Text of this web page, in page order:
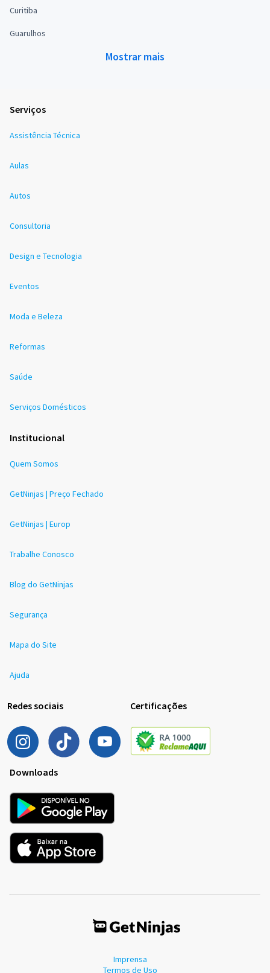
Curitiba
Guarulhos
Mostrar mais
Serviços
Assistência Técnica
Aulas
Autos
Consultoria
Design e Tecnologia
Eventos
Moda e Beleza
Reformas
Saúde
Serviços Domésticos
Institucional
Quem Somos
GetNinjas | Preço Fechado
GetNinjas | Europ
Trabalhe Conosco
Blog do GetNinjas
Segurança
Mapa do Site
Ajuda
Redes sociais Certificações
Downloads
Imprensa
Termos de Uso